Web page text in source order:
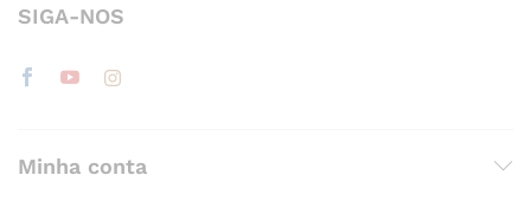
SIGA-NOS
Minha conta